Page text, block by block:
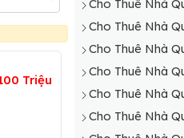
Triệu
Cho Thuê Nhà
Cho Thuê Nhà
Cho Thuê Nhà
Cho Thuê Nhà
Cho Thuê Nhà
Cho Thuê Nhà